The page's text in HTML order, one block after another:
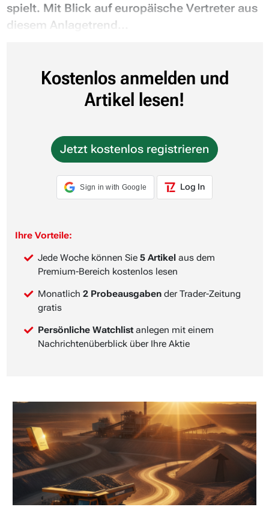
spielt. Mit Blick auf europäische Vertreter aus
diesem Anlagetrend...
Kostenlos anmelden und
Artikel lesen!
Jetzt kostenlos registrieren
Sign in with Google Log In
Ihre Vorteile:
Jede Woche können Sie 5 Artikel aus dem
Premium-Bereich kostenlos lesen
Monatlich 2 Probeausgaben der Trader-Zeitung
gratis
Persönliche Watchlist anlegen mit einem
Nachrichtenüberblick über Ihre Aktie